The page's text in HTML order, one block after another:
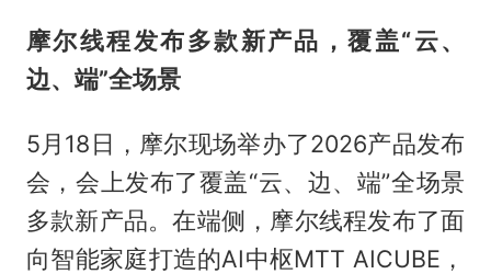
摩尔线程发布多款新产品，覆盖“云、
边、端”全场景
5月18日，摩尔现场举办了2026产品发布
会，会上发布了覆盖“云、边、端”全场景
多款新产品。在端侧，摩尔线程发布了面
向智能家庭打造的AI中枢MTT AICUBE，